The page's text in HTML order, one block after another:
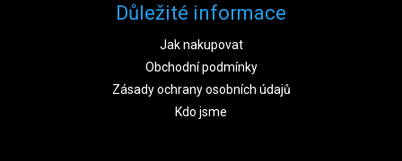
Důležité informace
Jak nakupovat
Obchodní podmínky
Zásady ochrany osobních údajů
Kdo jsme